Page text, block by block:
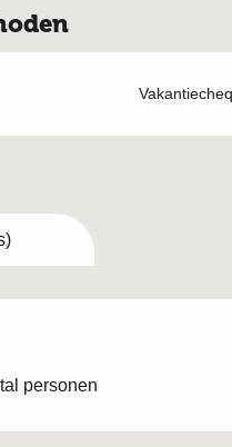
personen